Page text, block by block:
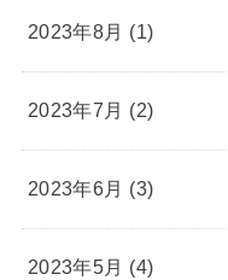
2023年8月 (1)
2023年7月 (2)
2023年6月 (3)
2023年5月 (4)